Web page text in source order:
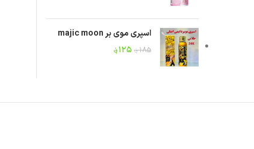
اسپری موی بر majic moon
۱۸۵؋ ۱۲۵؋